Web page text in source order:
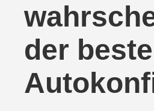
der beste